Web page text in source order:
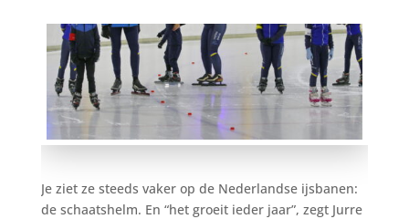
Je ziet ze steeds vaker op de Nederlandse ijsbanen:
de schaatshelm. En “het groeit ieder jaar”, zegt Jurre